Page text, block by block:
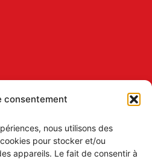
consentement
nous utilisons des
pour stocker et/ou
appareils. Le fait de consentir à